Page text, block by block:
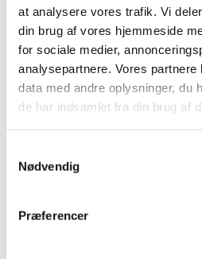
at analysere vores trafik. Vi
din brug af vores hjemmeside
for sociale medier,
analysepartnere. Vores
data med andre oplysninger, du
de har indsamlet fra din brug af
Nødvendig
Præferencer
Alle (2506)
TID
2026 (84)
2025 (158)
2022 (197)